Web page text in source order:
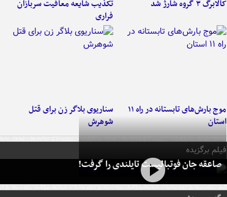
کالابرگ ۳ گروه شارژ شد
تکذیب شایعه معافیت سربازان
فراری
موج بارش‌های تابستانه در راه ۱۱
استان
سناریوی بلاگر زن برای قتل
شوهرش
فیلم برگزیده
صاعقه جان فوتبالیست تایلندی را گرفت!